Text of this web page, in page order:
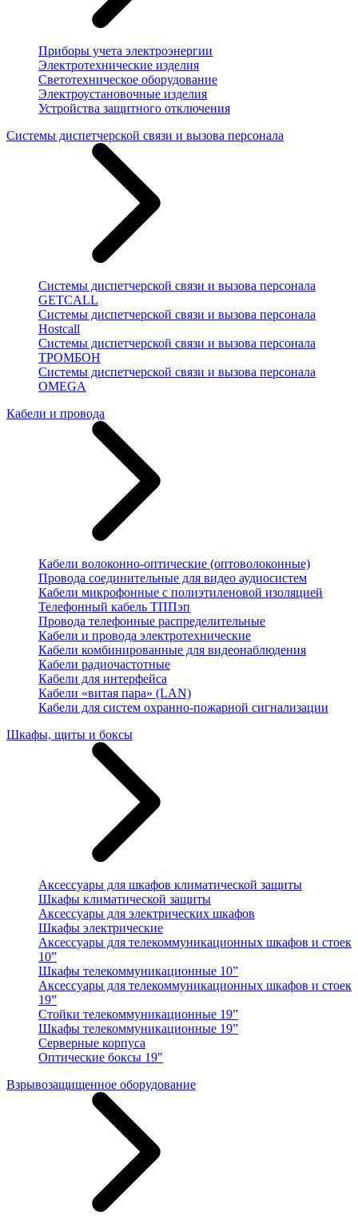
Приборы учета электроэнергии
Электротехнические изделия
Светотехническое оборудование
Электроустановочные изделия
Устройства защитного отключения
Системы диспетчерской связи и вызова персонала
Системы диспетчерской связи и вызова персонала
GETCALL
Системы диспетчерской связи и вызова персонала
Hostcall
Системы диспетчерской связи и вызова персонала
ТРОМБОН
Системы диспетчерской связи и вызова персонала
OMEGA
Кабели и провода
Кабели волоконно-оптические (оптоволоконные)
Провода соединительные для видео аудиосистем
Кабели микрофонные с полиэтиленовой изоляцией
Телефонный кабель ТППэп
Провода телефонные распределительные
Кабели и провода электротехнические
Кабели комбинированные для видеонаблюдения
Кабели радиочастотные
Кабели для интерфейса
Кабели «витая пара» (LAN)
Кабели для систем охранно-пожарной сигнализации
Шкафы, щиты и боксы
Аксессуары для шкафов климатической защиты
Шкафы климатической защиты
Аксессуары для электрических шкафов
Шкафы электрические
Аксессуары для телекоммуникационных шкафов и стоек
10”
Шкафы телекоммуникационные 10”
Аксессуары для телекоммуникационных шкафов и стоек
19”
Стойки телекоммуникационные 19”
Шкафы телекоммуникационные 19”
Серверные корпуса
Оптические боксы 19"
Взрывозащищенное оборудование